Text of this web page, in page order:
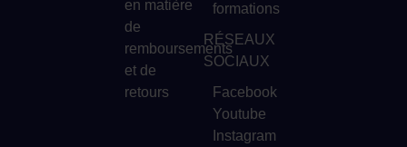
en matière
de
remboursements
et de
retours
formations
RÉSEAUX
SOCIAUX
Facebook
Youtube
Instagram